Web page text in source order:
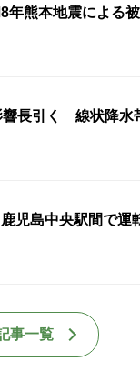
年熊本地震による
長引く 線状降水
児島中央駅間で運
事一覧